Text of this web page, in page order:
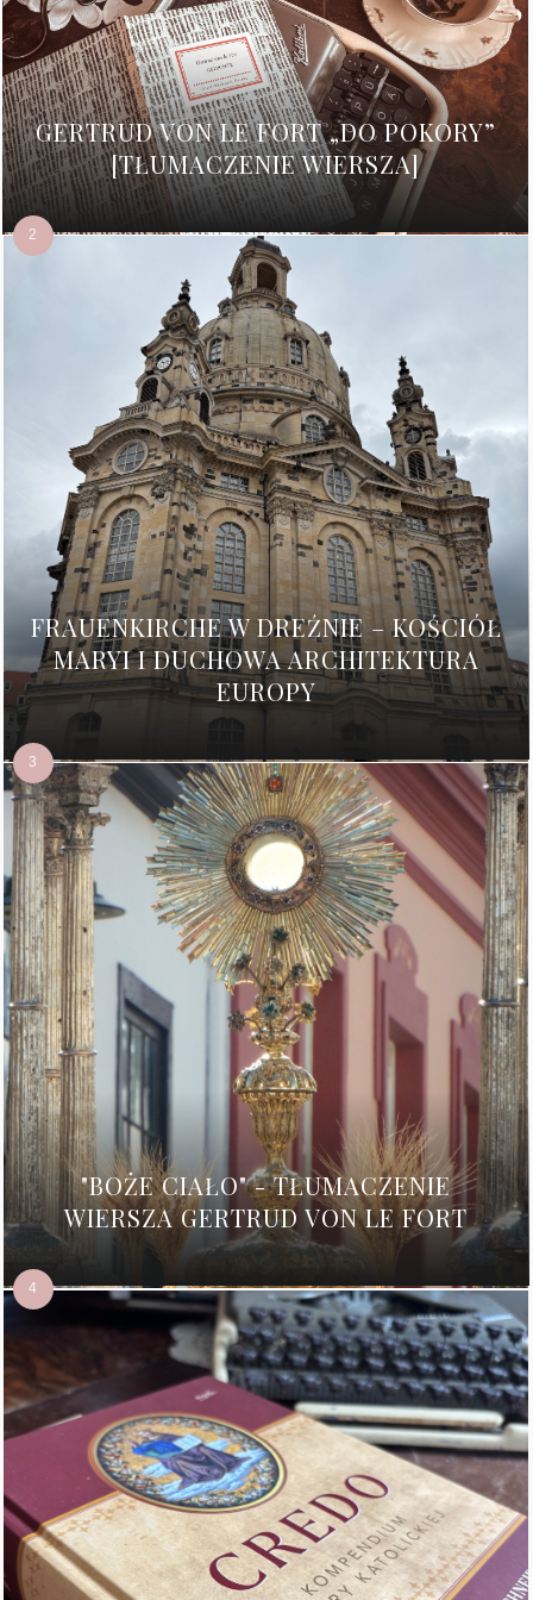
GERTRUD VON LE FORT „DO POKORY”
[TŁUMACZENIE WIERSZA]
FRAUENKIRCHE W DREŹNIE – KOŚCIÓŁ
MARYI I DUCHOWA ARCHITEKTURA
EUROPY
"BOŻE CIAŁO" - TŁUMACZENIE
WIERSZA GERTRUD VON LE FORT